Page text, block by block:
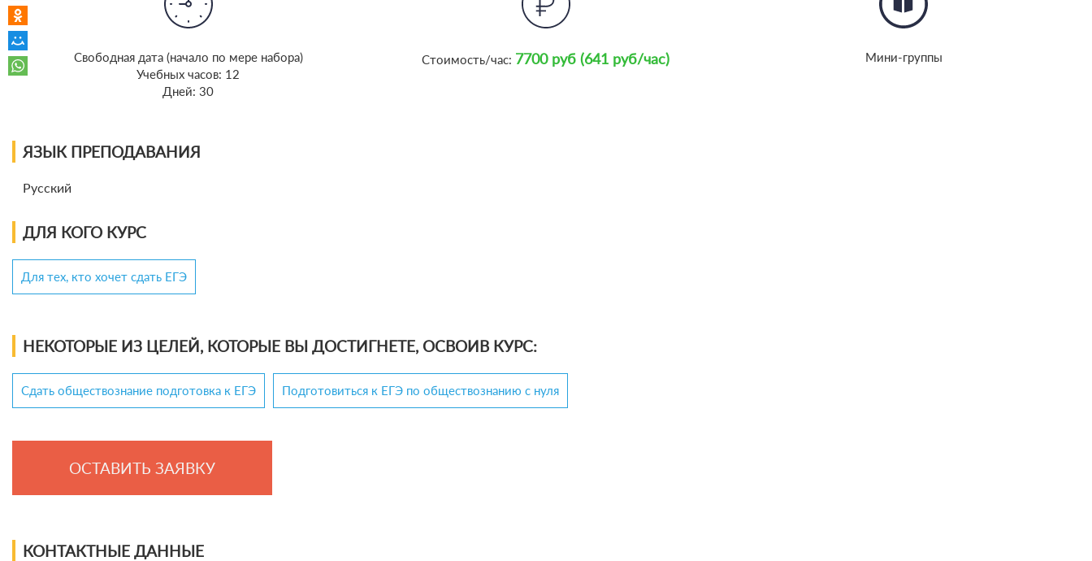
Cвободная дата (начало по мере набора)
Учебных часов: 12
Дней: 30
Стоимость/час: 7700 руб (641 руб/час) Мини-группы
ЯЗЫК ПРЕПОДАВАНИЯ
Русский
ДЛЯ КОГО КУРС
Для тех, кто хочет сдать ЕГЭ
НЕКОТОРЫЕ ИЗ ЦЕЛЕЙ, КОТОРЫЕ ВЫ ДОСТИГНЕТЕ, ОСВОИВ КУРС:
Сдать обществознание подготовка к ЕГЭ Подготовиться к ЕГЭ по обществознанию с нуля
ОСТАВИТЬ ЗАЯВКУ
КОНТАКТНЫЕ ДАННЫЕ